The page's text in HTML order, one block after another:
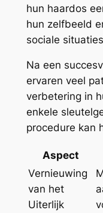
hun haardos
hun zelfbeeld
sociale
Na een
ervaren veel
verbetering in
enkele
procedure kan
Aspect
Vernieuwing
van het
Uiterlijk